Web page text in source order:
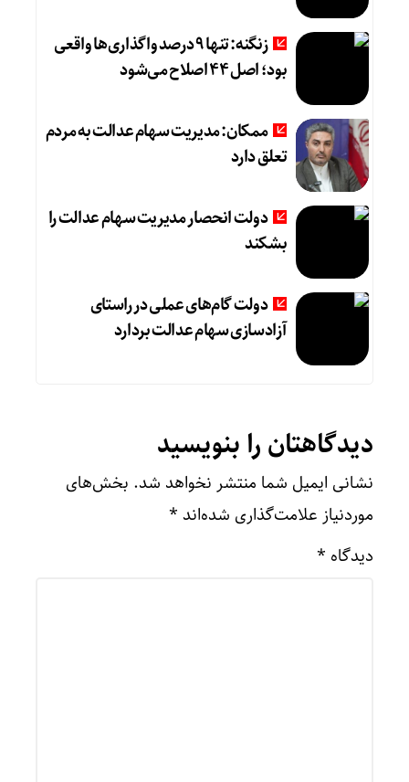
زنگنه: تنها 9 درصد واگذاری‌ها واقعی
بود؛ اصل 44 اصلاح می‌شود
ممکان: مدیریت سهام عدالت به مردم
تعلق دارد
دولت انحصار مدیریت سهام عدالت را
بشکند
دولت گام‌های عملی در راستای
آزادسازی سهام عدالت بردارد
دیدگاهتان را بنویسید
نشانی ایمیل شما منتشر نخواهد شد. بخش‌های
موردنیاز علامت‌گذاری شده‌اند *
دیدگاه *